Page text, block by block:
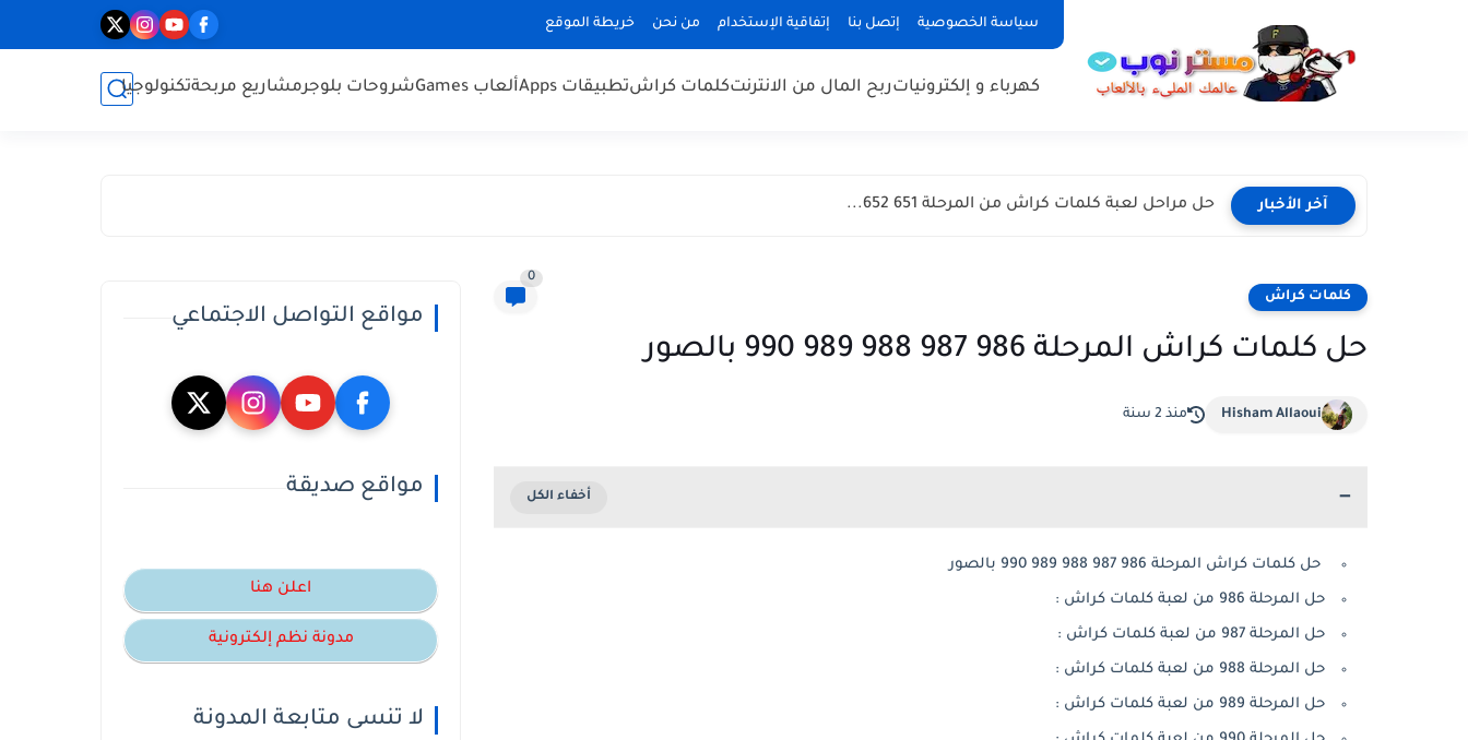
سياسة الخصوصية إتصل بنا إتفاقية الإستخدام من نحن خريطة الموقع
كهرباء و إلكترونياتربح المال من الانترنتكلمات كراشتطبيقات Apps ألعاب Games شروحات بلوجرمشاريع مربحةتكنولوجيا
آخر الأخبار حل مراحل لعبة كلمات كراش من المرحلة 651 652...
كلمات كراش
0
حل كلمات كراش المرحلة 986 987 988 989 990 بالصور
Hisham Allaoui منذ 2 سنة
حل كلمات كراش المرحلة 986 987 988 989 990 بالصور
حل المرحلة 986 من لعبة كلمات كراش :
حل المرحلة 987 من لعبة كلمات كراش :
حل المرحلة 988 من لعبة كلمات كراش :
حل المرحلة 989 من لعبة كلمات كراش :
مواقع التواصل الاجتماعي
مواقع صديقة
اعلن هنا
مدونة نظم إلكترونية
لا تنسى متابعة المدونة